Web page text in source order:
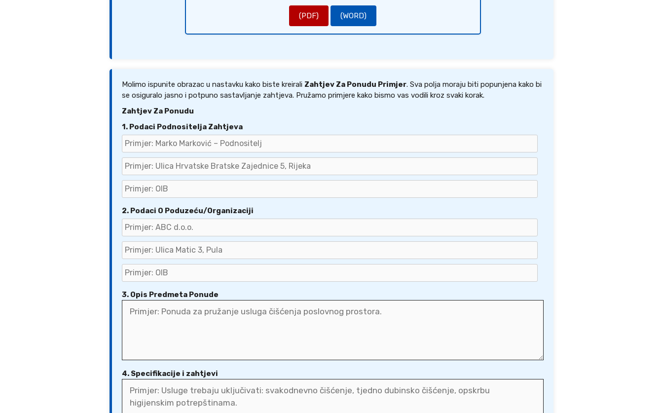
(PDF) (WORD)
Molimo ispunite obrazac u nastavku kako biste kreirali Zahtjev Za Ponudu Primjer. Sva polja moraju biti popunjena kako bi
se osiguralo jasno i potpuno sastavljanje zahtjeva. Pružamo primjere kako bismo vas vodili kroz svaki korak.
Zahtjev Za Ponudu
1. Podaci Podnositelja Zahtjeva
2. Podaci O Poduzeću/Organizaciji
3. Opis Predmeta Ponude
4. Specifikacije i zahtjevi